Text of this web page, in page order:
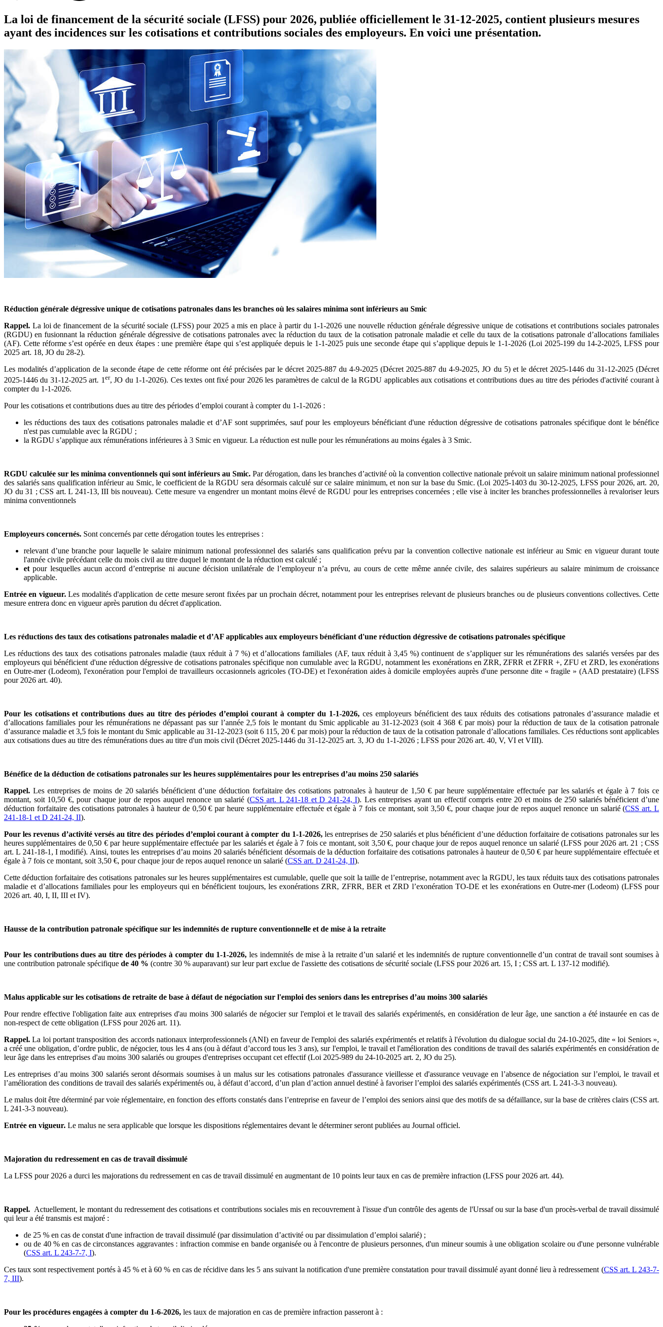
La loi de financement de la sécurité sociale (LFSS) pour 2026, publiée officiellement le 31-12-2025, contient plusieurs mesures
ayant des incidences sur les cotisations et contributions sociales des employeurs. En voici une présentation.
Réduction générale dégressive unique de cotisations patronales dans les branches où les salaires minima sont inférieurs au Smic
Rappel. La loi de financement de la sécurité sociale (LFSS) pour 2025 a mis en place à partir du 1-1-2026 une nouvelle réduction générale dégressive unique de cotisations et contributions sociales patronales
(RGDU) en fusionnant la réduction générale dégressive de cotisations patronales avec la réduction du taux de la cotisation patronale maladie et celle du taux de la cotisations patronale d’allocations familiales
(AF). Cette réforme s’est opérée en deux étapes : une première étape qui s’est appliquée depuis le 1-1-2025 puis une seconde étape qui s’applique depuis le 1-1-2026 (Loi 2025-199 du 14-2-2025, LFSS pour
2025 art. 18, JO du 28-2).
Les modalités d’application de la seconde étape de cette réforme ont été précisées par le décret 2025-887 du 4-9-2025 (Décret 2025-887 du 4-9-2025, JO du 5) et le décret 2025-1446 du 31-12-2025 (Décret
2025-1446 du 31-12-2025 art. 1 er, JO du 1-1-2026). Ces textes ont fixé pour 2026 les paramètres de calcul de la RGDU applicablesaux cotisations et contributions dues au titre des périodes d'activité courant à
compter du 1-1-2026.
Pour les cotisations et contributions dues au titre des périodes d’emploi courant à compter du 1-1-2026 :
les réductions des taux des cotisations patronales maladie et d’AF sont supprimées, sauf pour les employeurs bénéficiant d'une réduction dégressive de cotisations patronales spécifique dont le bénéfice
n'est pas cumulable avec la RGDU ;
la RGDU s’applique aux rémunérations inférieures à 3 Smic en vigueur. La réduction est nulle pour les rémunérations au moins égales à 3 Smic.
RGDU calculée sur les minima conventionnels qui sont inférieurs au Smic. Par dérogation, dans les branches d’activité où la convention collective nationale prévoit un salaire minimum national professionnel
des salariés sans qualification inférieur au Smic, le coefficient de la RGDU sera désormais calculé sur ce salaire minimum, et non sur la base du Smic. (Loi 2025-1403 du 30-12-2025, LFSS pour 2026, art. 20,
JO du 31 ; CSS art. L 241-13, III bis nouveau). Cette mesure va engendrer un montant moins élevé de RGDU pour les entreprises concernées ; elle vise à inciter les branches professionnelles à revaloriser leurs
minima conventionnels
Employeurs concernés. Sont concernés par cette dérogation toutes les entreprises :
relevant d’une branche pour laquelle le salaire minimum national professionnel des salariés sans qualification prévu par la convention collective nationale est inférieur au Smic en vigueur durant toute
l'année civile précédant celle du mois civil au titre duquel le montant de la réduction est calculé ;
et pour lesquelles aucun accord d’entreprise ni aucune décision unilatérale de l’employeur n’a prévu, au cours de cette même année civile, des salaires supérieurs au salaire minimum de croissance
applicable.
Entrée en vigueur.Les modalités d'application de cette mesure seront fixées par un prochain décret, notamment pour les entreprises relevant de plusieurs branches ou de plusieurs conventions collectives. Cette
mesure entrera donc en vigueur après parution du décret d'application.
Les réductions des taux des cotisations patronales maladie et d’AF applicables aux employeurs bénéficiant d'une réduction dégressive de cotisations patronales spécifique
Les réductionsdes taux des cotisations patronales maladie (taux réduit à 7 %) et d’allocations familiales (AF, taux réduit à 3,45 %) continuent de s’appliquer sur les rémunérations des salariés versées par des
employeurs qui bénéficient d'une réduction dégressive de cotisations patronales spécifique non cumulable avec la RGDU, notamment les exonérations en ZRR, ZFRR et ZFRR +, ZFU et ZRD, les exonérations
en Outre-mer (Lodeom), l'exonération pour l'emploi de travailleurs occasionnels agricoles (TO-DE) et l'exonération aides à domicile employées auprès d'une personne dite « fragile » (AAD prestataire) (LFSS
pour 2026 art. 40).
Pour les cotisations et contributions dues au titre des périodes d’emploi courant à compter du 1-1-2026, ces employeurs bénéficient des taux réduits des cotisations patronales d’assurance maladie et
d’allocations familiales pour les rémunérations ne dépassant pas sur l’année 2,5 fois le montant du Smic applicable au 31-12-2023 (soit 4 368 € par mois) pour la réduction de taux de la cotisation patronale
d’assurance maladie et 3,5 fois le montant du Smic applicable au 31-12-2023 (soit 6 115, 20 € par mois) pour la réduction de taux de la cotisation patronale d’allocations familiales. Ces réductions sont applicables
aux cotisations dues au titre des rémunérations dues au titre d'un mois civil (Décret 2025-1446 du 31-12-2025 art. 3, JO du 1-1-2026 ; LFSS pour 2026 art. 40, V, VI et VIII).
Bénéfice de la déduction de cotisations patronales sur les heures supplémentaires pour les entreprises d’au moins 250 salariés
Rappel. Les entreprises de moins de 20 salariés bénéficient d’une déduction forfaitaire des cotisations patronales à hauteur de 1,50 € par heure supplémentaire effectuée par les salariés et égale à 7 fois ce
montant, soit 10,50 €, pour chaque jour de repos auquel renonce un salarié (CSS art. L 241-18 et D 241-24, I). Les entreprises ayant un effectif compris entre 20 et moins de 250 salariés bénéficient d’une
déduction forfaitaire des cotisations patronales à hauteur de 0,50 € par heure supplémentaire effectuée et égale à 7 fois ce montant, soit 3,50 €, pour chaque jour de repos auquel renonce un salarié (CSS art. L
241-18-1 et D 241-24, II).
Pour les revenus d’activité versés au titre des périodes d’emploi courant à compter du 1-1-2026,les entreprises de 250 salariés et plus bénéficient d’une déduction forfaitaire de cotisations patronales sur les
heures supplémentaires de 0,50 € par heure supplémentaire effectuée par les salariés et égale à 7 fois ce montant, soit 3,50 €, pour chaque jour de repos auquel renonce un salarié (LFSS pour 2026 art. 21 ; CSS
art. L 241-18-1, I modifié). Ainsi, toutes les entreprises d’au moins 20 salariés bénéficient désormais de la déduction forfaitaire des cotisations patronales à hauteur de 0,50 € par heure supplémentaire effectuée et
égale à 7 fois ce montant, soit 3,50 €, pour chaque jour de repos auquel renonce un salarié (CSS art. D 241-24, II).
Cette déduction forfaitaire des cotisations patronales sur les heures supplémentaires est cumulable, quelle que soit la taille de l’entreprise, notamment avec la RGDU, les taux réduits taux des cotisations patronales
maladie et d’allocations familiales pour les employeurs qui en bénéficient toujours, les exonérations ZRR, ZFRR, BER et ZRD l’exonération TO-DE et les exonérations en Outre-mer (Lodeom) (LFSS pour
2026 art. 40, I, II, III et IV).
Hausse de la contribution patronale spécifique sur les indemnités de rupture conventionnelle et de mise à la retraite
Pour les contributions dues au titre des périodes à compter du 1-1-2026,les indemnités de mise à la retraite d’un salarié et les indemnités de rupture conventionnelle d’un contrat de travail sont soumises à
une contribution patronale spécifique de 40 % (contre 30 % auparavant) sur leur part exclue de l'assiette des cotisations de sécurité sociale (LFSS pour 2026 art. 15, I ; CSS art. L 137-12 modifié).
Malus applicable sur les cotisations de retraite de base à défaut de négociation sur l'emploi des seniors dans les entreprises d’au moins 300 salariés
Pour rendre effective l'obligation faite aux entreprises d'au moins 300 salariés de négocier sur l'emploi et le travail des salariés expérimentés, en considération de leur âge, une sanction a été instaurée en cas de
non-respect de cette obligation (LFSS pour 2026 art. 11).
Rappel. La loi portant transposition des accords nationaux interprofessionnels (ANI) en faveur de l'emploi des salariés expérimentés et relatifs à l'évolution du dialogue social du 24-10-2025, dite « loi Seniors »,
a créé une obligation, d’ordre public, de négocier, tous les 4 ans (ou à défaut d’accord tous les 3 ans), sur l'emploi, le travail et l'amélioration des conditions de travail des salariés expérimentés en considération de
leur âge dans les entreprises d'au moins 300 salariés ou groupes d'entreprises occupant cet effectif (Loi 2025-989 du 24-10-2025 art. 2, JO du 25).
Les entreprises d’au moins 300 salariés seront désormais soumises à un malus sur les cotisations patronales d'assurance vieillesse et d'assurance veuvage en l’absence de négociation sur l’emploi, le travail et
l’amélioration des conditions de travail des salariés expérimentés ou, à défaut d’accord, d’un plan d’action annuel destiné à favoriser l’emploi des salariés expérimentés (CSS art. L 241-3-3 nouveau).
Le malus doit être déterminé par voie réglementaire, en fonction des efforts constatés dans l’entreprise en faveur de l’emploi des seniors ainsi que des motifs de sa défaillance, sur la base de critères clairs (CSS art.
L 241-3-3 nouveau).
Entrée en vigueur. Le malus ne sera applicable que lorsque les dispositions réglementaires devant le déterminer seront publiées au Journal officiel.
Majoration du redressement en cas de travail dissimulé
La LFSS pour 2026 a durci les majorations du redressement en cas de travail dissimulé en augmentant de 10 points leur taux en cas de première infraction (LFSS pour 2026 art. 44).
Rappel. Actuellement, le montant du redressement des cotisations et contributions sociales mis en recouvrement à l'issue d'un contrôle des agents de l'Urssaf ou sur la base d'un procès-verbal de travail dissimulé
qui leur a été transmis est majoré :
de 25 % en cas de constat d'une infraction de travail dissimulé (par dissimulation d’activité ou par dissimulation d’emploi salarié) ;
ou de 40 % en cas de circonstances aggravantes : infraction commise en bande organisée ou à l'encontre de plusieurs personnes, d'un mineur soumis à une obligation scolaire ou d'une personne vulnérable
(CSS art. L 243-7-7, I).
Ces taux sont respectivement portés à 45 % et à 60 % en cas de récidive dans les 5 ans suivant la notification d'une première constatation pour travail dissimulé ayant donné lieu à redressement (CSS art. L 243-7-
7, III).
Pour les procédures engagées à compter du 1-6-2026, les taux de majoration en cas de première infraction passeront à :